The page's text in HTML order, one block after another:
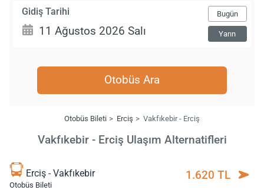
Gidiş Tarihi Bugün
Yarın
Otobüs Ara
Otobüs Bileti Erciş Vakfıkebir - Erciş
Vakfıkebir - Erciş Ulaşım Alternatifleri
Erciş - Vakfıkebir
Otobüs Bileti
1.620 TL